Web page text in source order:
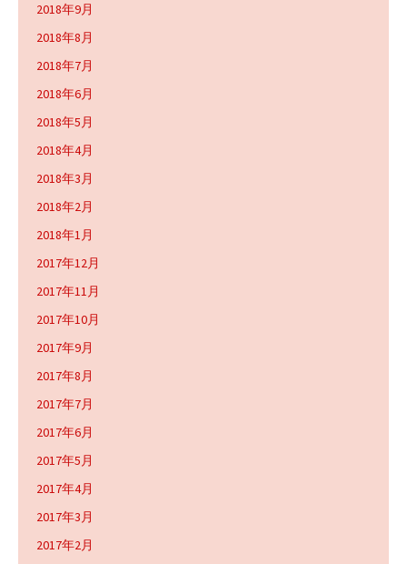
2018年9月
2018年8月
2018年7月
2018年6月
2018年5月
2018年4月
2018年3月
2018年2月
2018年1月
2017年12月
2017年11月
2017年10月
2017年9月
2017年8月
2017年7月
2017年6月
2017年5月
2017年4月
2017年3月
2017年2月